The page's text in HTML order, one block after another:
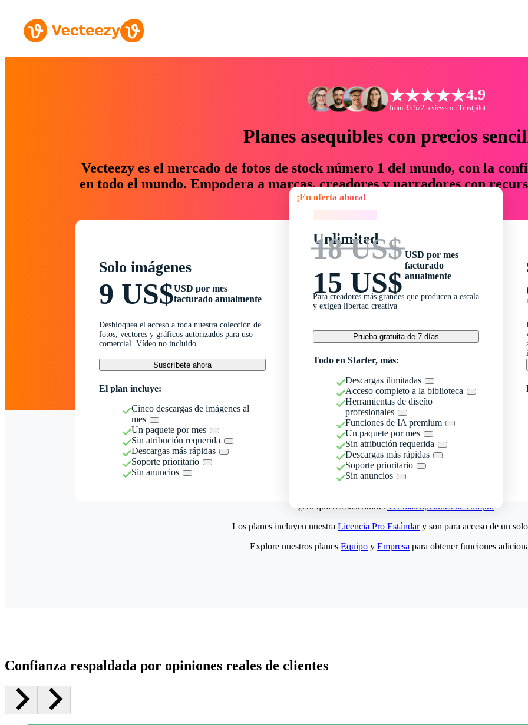
4.9
from 33.572 reviews on Trustpilot
Planes asequibles con precios
Vecteezy es el mercado de fotos de stock número 1 del mundo, con la
en todo el mundo. Empodera a marcas, creadores y narradores con
un 76 % en tiempo y presupuesto.
Solo imágenes
9 US$USD por mes
facturado anualmente
Desbloquea el acceso a toda nuestra colección de
fotos, vectores y gráficos autorizados para uso
comercial. Vídeo no incluido.
Suscríbete ahora
El plan incluye:
Cinco descargas de imágenes al
mes
Un paquete por mes
Sin atribución requerida
Descargas más rápidas
Soporte prioritario
Sin anuncios
¡En oferta ahora!
Unlimited
18 US$
15 US$
USD por mes
facturado
anualmente
Para creadores más grandes que producen a escala
y exigen libertad creativa
Prueba gratuita de 7 días
Todo en Starter, más:
Descargas ilimitadas
Acceso completo a la biblioteca
Herramientas de diseño
profesionales
Funciones de IA premium
Un paquete por mes
Sin atribución requerida
Descargas más rápidas
Soporte prioritario
Sin anuncios
¿No quieres suscribirte?Ver más opciones de compra
Los planes incluyen nuestra Licencia Pro Estándary son para acceso de un
Explore nuestros planes Equipo y Empresa para obtener funciones
Confianza respaldada por opiniones reales de clientes